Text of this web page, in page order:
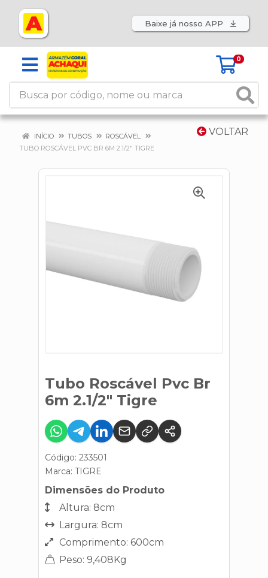
Baixe já nosso APP
0
VOLTAR
INÍCIO TUBOS
ROSCÁVEL
TUBO ROSCÁVEL PVC BR 6M 2.1/2" TIGRE
Tubo Roscável Pvc Br
6m 2.1/2" Tigre
Código: 233501
Marca: TIGRE
Dimensões do Produto
Altura: 8cm
Largura: 8cm
Comprimento: 600cm
Peso: 9,408Kg